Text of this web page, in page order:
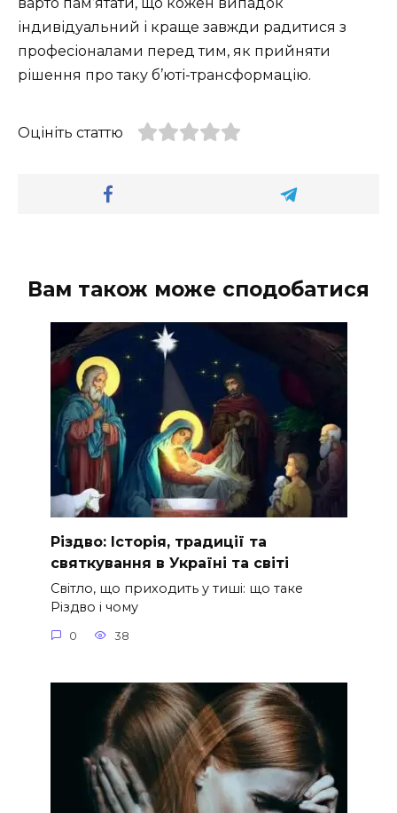
варто пам’ятати, що кожен випадок
індивідуальний і краще завжди радитися з
професіоналами перед тим, як прийняти
рішення про таку б’юті-трансформацію.
Оцініть статтю
Вам також може сподобатися
Різдво: Історія, традиції та
святкування в Україні та світі
Світло, що приходить у тиші: що таке
Різдво і чому
0 38